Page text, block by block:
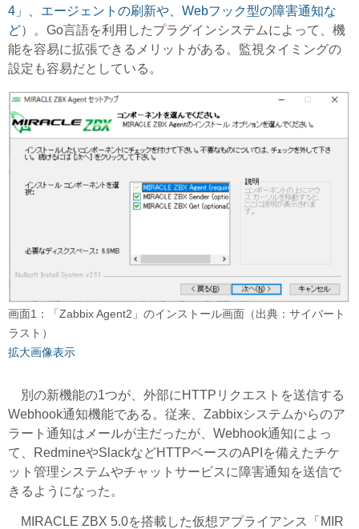
4」、エージェントの刷新や、Webフック型の障害通知な
ど）。Go言語を利用したプラグインシステムによって、機
能を容易に拡張できるメリットがある。監視タイミングの
設定も容易だとしている。
画面1：「Zabbix Agent2」のインストール画面（出典：サイバート
ラスト）
拡大画像表示
別の新機能の1つが、外部にHTTPリクエストを送信する
Webhook通知機能である。従来、Zabbixシステムからのア
ラート通知はメールが主だったが、Webhook通知によっ
て、RedmineやSlackなどHTTPベースのAPIを備えたチケ
ット管理システムやチャットサービスに障害通知を送信で
きるようになった。
MIRACLE ZBX 5.0を搭載した仮想アプライアンス「MIR